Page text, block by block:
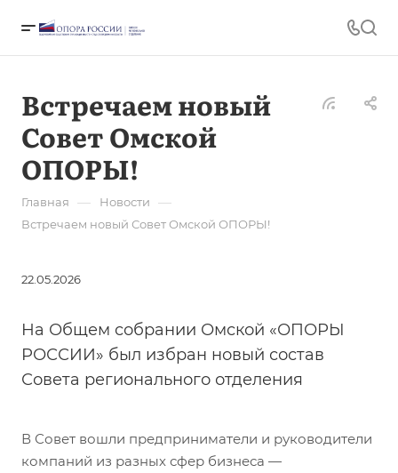
Встречаем новый
Совет Омской
ОПОРЫ!
Главная — Новости —
Встречаем новый Совет Омской ОПОРЫ!
22.05.2026
На Общем собрании Омской «ОПОРЫ
РОССИИ» был избран новый состав
Совета регионального отделения
В Совет вошли предприниматели и руководители
компаний из разных сфер бизнеса —